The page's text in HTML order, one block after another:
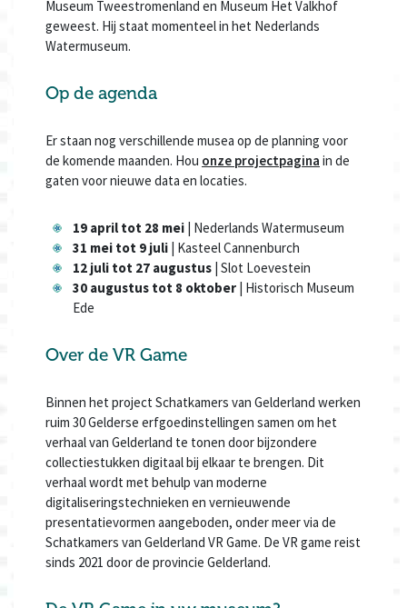
Museum Tweestromenland en Museum Het Valkhof
geweest. Hij staat momenteel in het Nederlands
Watermuseum.
Op de agenda
Er staan nog verschillende musea op de planning voor
de komende maanden. Hou onze projectpagina in de
gaten voor nieuwe data en locaties.
19 april tot 28 mei | Nederlands Watermuseum
31 mei tot 9 juli | Kasteel Cannenburch
12 juli tot 27 augustus | Slot Loevestein
30 augustus tot 8 oktober | Historisch Museum
Ede
Over de VR Game
Binnen het project Schatkamers van Gelderland werken
ruim 30 Gelderse erfgoedinstellingen samen om het
verhaal van Gelderland te tonen door bijzondere
collectiestukken digitaal bij elkaar te brengen. Dit
verhaal wordt met behulp van moderne
digitaliseringstechnieken en vernieuwende
presentatievormen aangeboden, onder meer via de
Schatkamers van Gelderland VR Game. De VR game reist
sinds 2021 door de provincie Gelderland.